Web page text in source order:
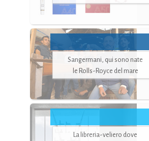
Sangermani, qui sono nate
le Rolls-Royce del mare
La libreria-veliero dove